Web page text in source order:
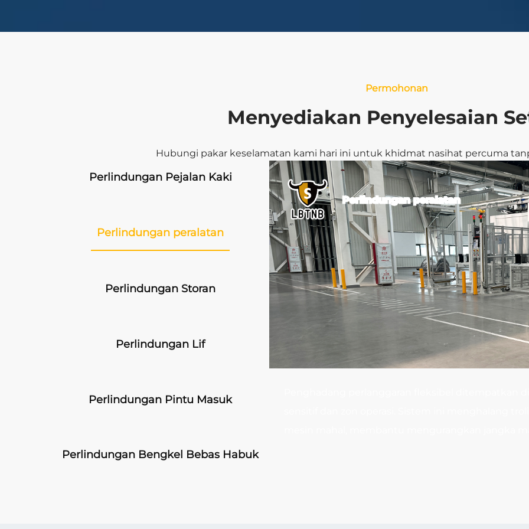
Permohonan
Menyediakan Penyelesaian
Hubungi pakar keselamatan kami hari ini untuk khidmat nasihat percuma
Perlindungan Pejalan Kaki
Perlindungan peralatan
Perlindungan Storan
Perlindungan Lif
Perlindungan Pintu Masuk
Perlindungan Bengkel Bebas Habuk
untuk memisahkan laluan pejalan kaki daripada
Perlindungan peralatan